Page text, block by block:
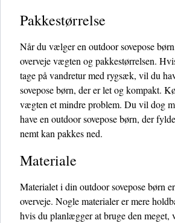
Pakkestørrelse
Når du vælger en outdoor sovepose
overveje vægten og pakkestørrelsen.
tage på vandretur med rygsæk, vil du
sovepose børn, der er let og kompakt.
vægten et mindre problem. Du vil dog
have en outdoor sovepose børn, der
nemt kan pakkes ned.
Materiale
Materialet i din outdoor sovepose børn
overveje. Nogle materialer er mere
hvis du planlægger at bruge den meget,